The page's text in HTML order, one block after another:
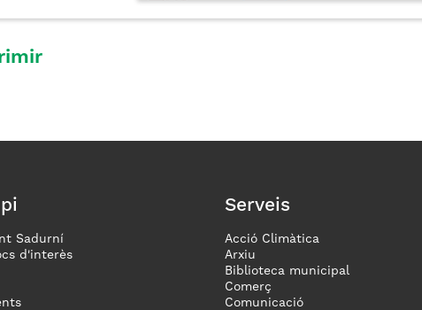
Sadurní
d'interès
Serveis
Acció Climàtica
Arxiu
Biblioteca municipal
Comerç
Comunicació